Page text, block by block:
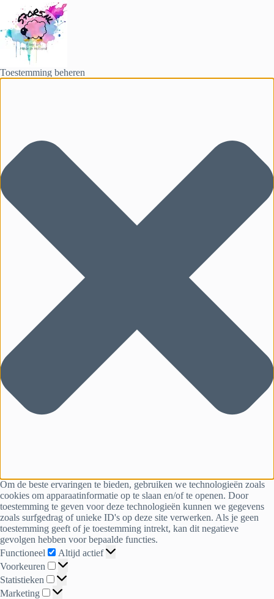
Toestemming beheren
Om de beste ervaringen te bieden, gebruiken we technologieën zoals
cookies om apparaatinformatie op te slaan en/of te openen. Door
toestemming te geven voor deze technologieën kunnen we gegevens
zoals surfgedrag of unieke ID's op deze site verwerken. Als je geen
toestemming geeft of je toestemming intrekt, kan dit negatieve
gevolgen hebben voor bepaalde functies.
Functioneel
Functioneel
Altijd actief
Voorkeuren
Voorkeuren
Statistieken Statistieken
Marketing Marketing